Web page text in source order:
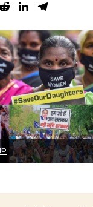
RedditLinkedIn